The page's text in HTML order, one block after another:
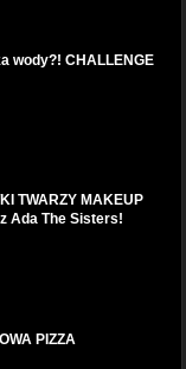
wody?! CHALLENGE
TWARZY MAKEUP
Ada The Sisters!
PIZZA